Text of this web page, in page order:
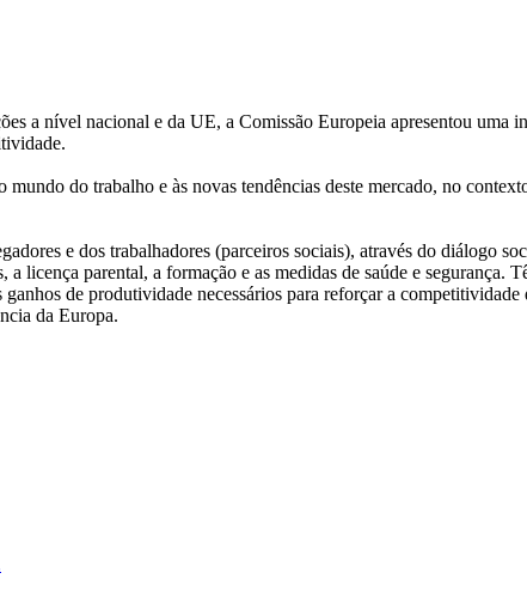
a nível nacional e da UE, a Comissão Europeia apresentou uma
do trabalho e às novas tendências deste mercado, no
e dos trabalhadores (parceiros sociais), através do diálogo
licença parental, a formação e as medidas de saúde e segurança.
de produtividade necessários para reforçar a
da Europa.